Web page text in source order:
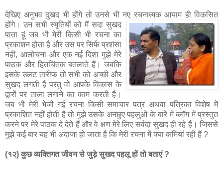
देखिए अनुभव दुखद भी होंगे तो उनसे भी नए रचनात्‍मक आयाम ही विकसित
होंगे। उन सभी स्‍मृतियों को मैं सदा सुखद
पाता हूं जब भी मेरी किसी भी रचना का
प्रकाशन होता है और उस पर सिर्फ प्रशंसा
नहीं, आलोचना और एक नई दिशा मुझे मेरे
पाठक और हितचिंतक बतलाते हैं। जबकि
इसके उलट तारीफ तो सभी को अच्‍छी और
सुखद लगती है परंतु वो आपके विकास के
द्वारों पर ताला लगाने का काम करती है।
जब भी मेरी भेजी गई रचना किसी समाचार पत्र अथवा पत्रिका विशेष में
प्रकाशित नहीं होती है तो मुझे उसके अनछुए पहलुओं के बारे में ब्‍लॉग में प्रस्‍तुत
करने पर मेरे पाठक दे देते हैं और वे क्षण मेरे लिए सर्वदा सुखद ही रहे हैं। जिससे
मुझे कई बार यह भी अंदाजा हो जाता है कि मेरी रचना में क्‍या कमियां रही हैं ?
(१२) कुछ व्यक्तिगत जीवन से जुड़े सुखद पहलू हों तो बताएं ?